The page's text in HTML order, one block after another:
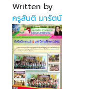
Written by
ครูสันติ มารัตน์